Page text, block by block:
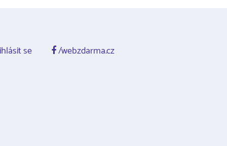
se /webzdarma.cz